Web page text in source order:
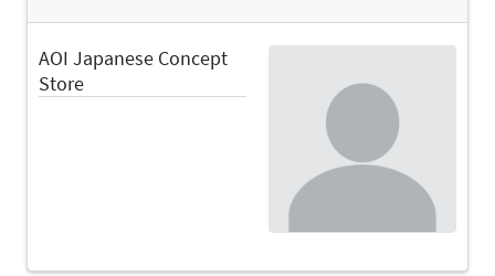
AOI Japanese Concept
Store